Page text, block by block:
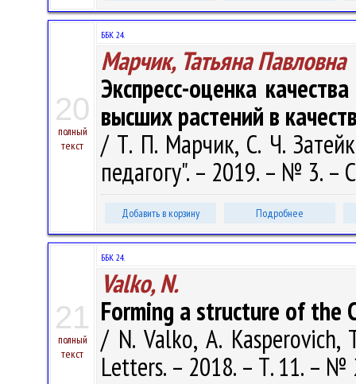
20
полный
текст
ББК 24.
Марчик, Татьяна Павловна
Экспресс-оценка
высших растений в
/ Т. П. Марчик, С. Ч.
педагогу". – 2019. – № 3. –
Добавить в корзину Подробнее
21
полный
текст
ББК 24.
Valko, N.
Forming a structure of the
/ N. Valko, A.
Letters. – 2018. – Т. 11. – №